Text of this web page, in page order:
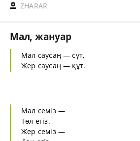
ZHARAR
Мал, жануар
Мал саусаң — сүт,
Жер саусаң — құт.
Мал семіз —
Төл егіз.
Жер семіз —